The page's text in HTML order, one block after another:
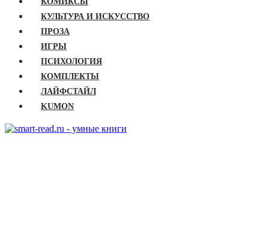
КУЛЬТУРА И ИСКУССТВО
ПРОЗА
ИГРЫ
ПСИХОЛОГИЯ
КОМПЛЕКТЫ
ЛАЙФСТАЙЛ
KUMON